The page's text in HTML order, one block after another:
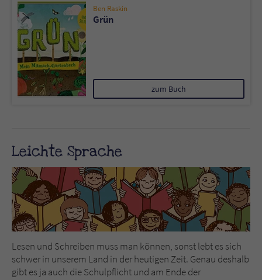
Ben Raskin
Grün
zum Buch
Leichte Sprache
Lesen und Schreiben muss man können, sonst lebt es sich
schwer in unserem Land in der heutigen Zeit. Genau deshalb
gibt es ja auch die Schulpflicht und am Ende der